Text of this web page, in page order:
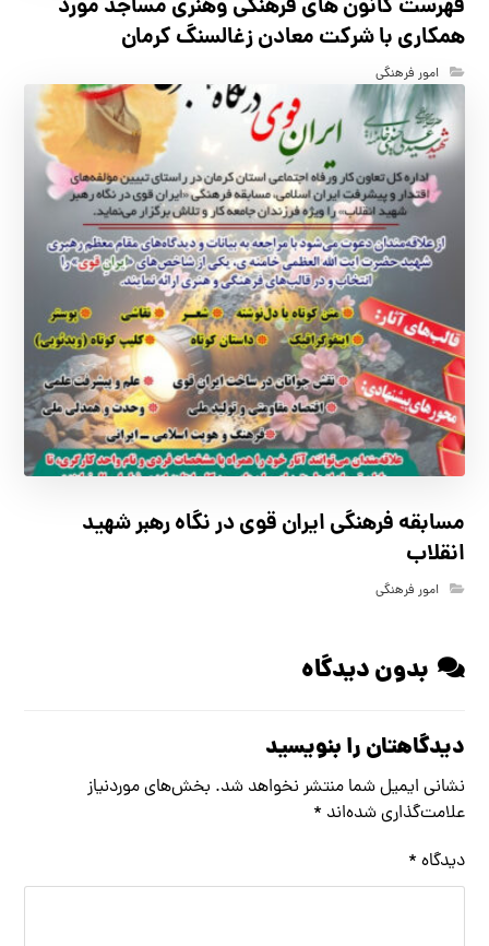
فهرست كانون هاي فرهنگي وهنري مساجد مورد
همكاري با شركت معادن زغالسنگ كرمان
امور فرهنگی
مسابقه فرهنگي ايران قوي در نگاه رهبر شهيد
انقلاب
امور فرهنگی
بدون دیدگاه
دیدگاهتان را بنویسید
نشانی ایمیل شما منتشر نخواهد شد. بخش‌های موردنیاز
علامت‌گذاری شده‌اند *
دیدگاه *